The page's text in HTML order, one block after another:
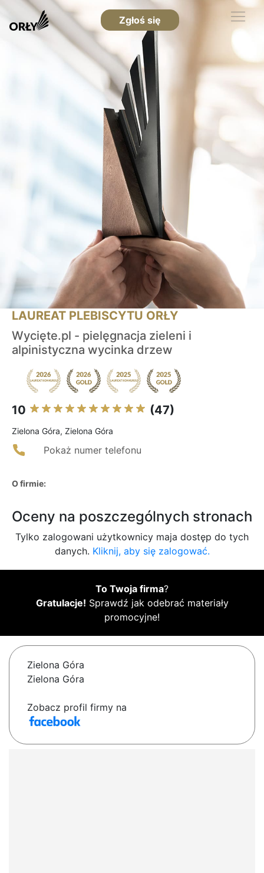
Zgłoś się
LAUREAT PLEBISCYTU ORŁY
Wycięte.pl - pielęgnacja zieleni i
alpinistyczna wycinka drzew
10 (47)
Zielona Góra, Zielona Góra
Pokaż numer telefonu
O firmie:
Oceny na poszczególnych stronach
Tylko zalogowani użytkownicy maja dostęp do tych
danych. Kliknij, aby się zalogować.
To Twoja firma?
Gratulacje! Sprawdź jak odebrać materiały
promocyjne!
Zielona Góra
Zielona Góra
Zobacz profil firmy na